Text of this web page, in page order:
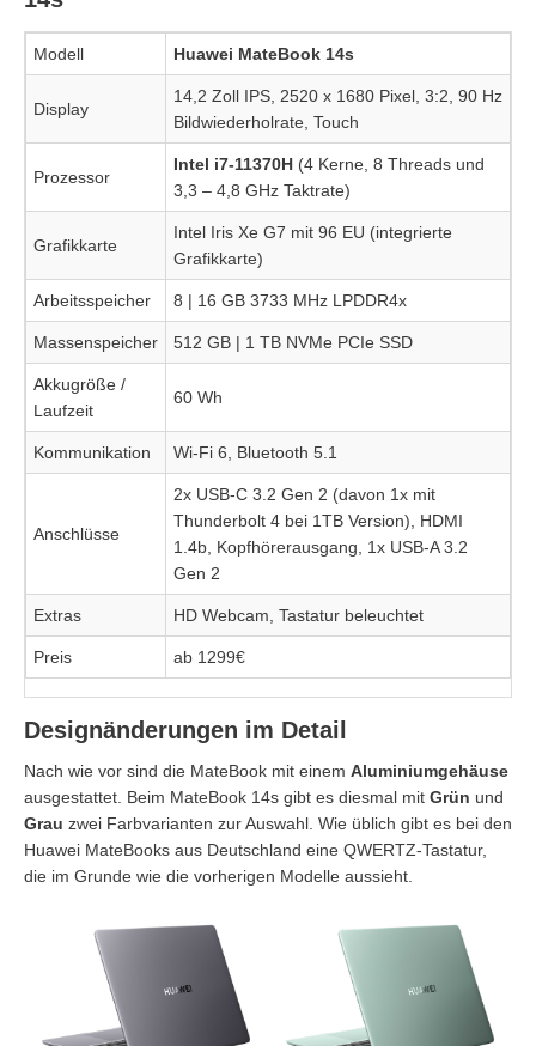
Modell Huawei MateBook 14s
Display
14,2 Zoll IPS, 2520 x 1680 Pixel, 3:2, 90 Hz
Bildwiederholrate, Touch
Prozessor
Intel i7-11370H (4 Kerne, 8 Threads und
3,3 – 4,8 GHz Taktrate)
Grafikkarte
Intel Iris Xe G7 mit 96 EU (integrierte
Grafikkarte)
Arbeitsspeicher 8 | 16 GB 3733 MHz LPDDR4x
Massenspeicher 512 GB | 1 TB NVMe PCIe SSD
Akkugröße /
Laufzeit
60 Wh
Kommunikation Wi-Fi 6, Bluetooth 5.1
Anschlüsse
2x USB-C 3.2 Gen 2 (davon 1x mit
Thunderbolt 4 bei 1TB Version), HDMI
1.4b, Kopfhörerausgang, 1x USB-A 3.2
Gen 2
Extras HD Webcam, Tastatur beleuchtet
Preis ab 1299€
Designänderungen im Detail
Nach wie vor sind die MateBook mit einem Aluminiumgehäuse
ausgestattet. Beim MateBook 14s gibt es diesmal mit Grün und
Grau zwei Farbvarianten zur Auswahl. Wie üblich gibt es bei den
Huawei MateBooks aus Deutschland eine QWERTZ-Tastatur,
die im Grunde wie die vorherigen Modelle aussieht.